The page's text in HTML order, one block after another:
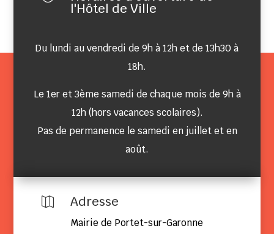
l'Hôtel de Ville
Du lundi au vendredi de 9h à 12h et de 13h30 à
18h.
Le 1er et 3ème samedi de chaque mois de 9h à
12h (hors vacances scolaires).
Pas de permanence le samedi en juillet et en
août.
 Adresse
Mairie de Portet-sur-Garonne